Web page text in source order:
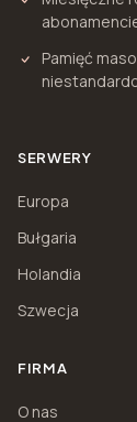
Pamięć
SERWERY
Europa
Bułgaria
Holandia
Szwecja
FIRMA
O nas